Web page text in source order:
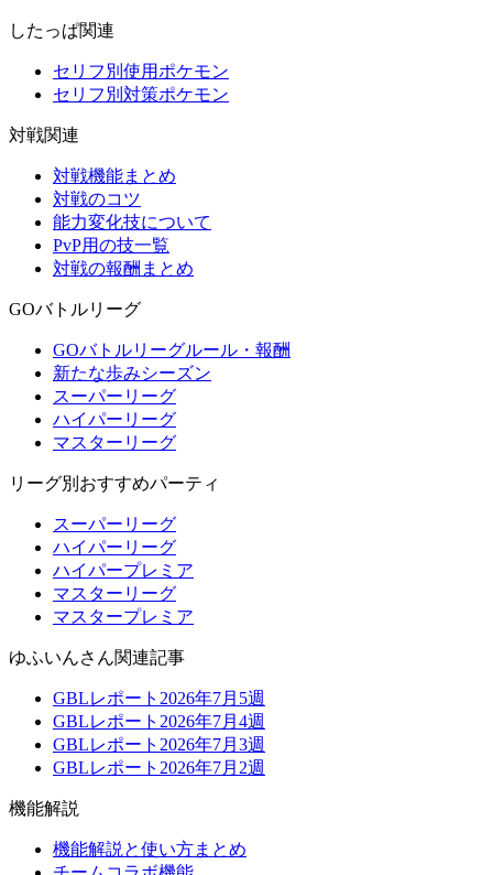
したっぱ関連
セリフ別使用ポケモン
セリフ別対策ポケモン
対戦関連
対戦機能まとめ
対戦のコツ
能力変化技について
PvP用の技一覧
対戦の報酬まとめ
GOバトルリーグ
GOバトルリーグルール・報酬
新たな歩みシーズン
スーパーリーグ
ハイパーリーグ
マスターリーグ
リーグ別おすすめパーティ
スーパーリーグ
ハイパーリーグ
ハイパープレミア
マスターリーグ
マスタープレミア
ゆふいんさん関連記事
GBLレポート2026年7月5週
GBLレポート2026年7月4週
GBLレポート2026年7月3週
GBLレポート2026年7月2週
機能解説
機能解説と使い方まとめ